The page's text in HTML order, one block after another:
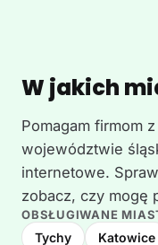
W jakich
Pomagam firmom
województwie
internetowe.
zobacz, czy mogę
OBSŁUGIWANE
Tychy Katowice